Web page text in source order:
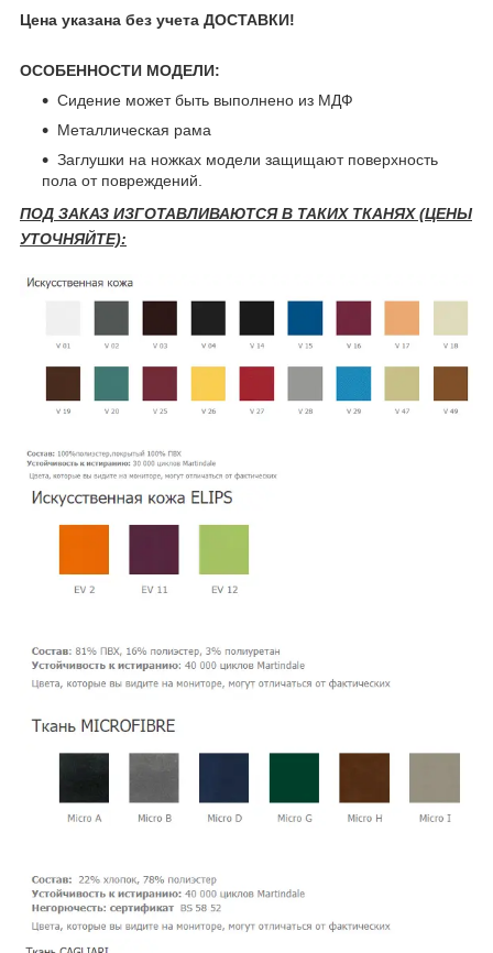
Цена указана без учета ДОСТАВКИ!
ОСОБЕННОСТИ МОДЕЛИ:
Сидение может быть выполнено из МДФ
Металлическая рама
Заглушки на ножках модели защищают поверхность
пола от повреждений.
ПОД ЗАКАЗ ИЗГОТАВЛИВАЮТСЯ В ТАКИХ ТКАНЯХ (ЦЕНЫ
УТОЧНЯЙТЕ):